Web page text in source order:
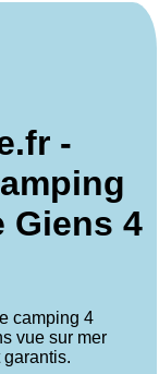
-
Giens 4
camping 4
vue sur mer